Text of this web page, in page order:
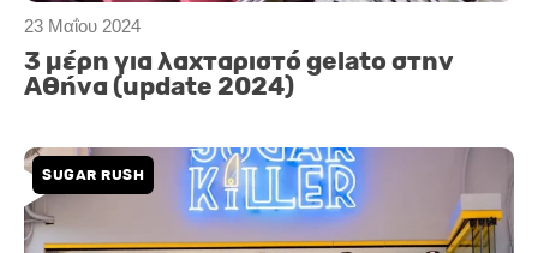
23 Μαΐου 2024
3 μέρη για λαχταριστό gelato στην
Αθήνα (update 2024)
SUGAR RUSH